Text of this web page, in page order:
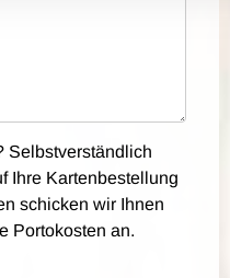
Selbstverständlich
Ihre Kartenbestellung
schicken wir Ihnen
Portokosten an.